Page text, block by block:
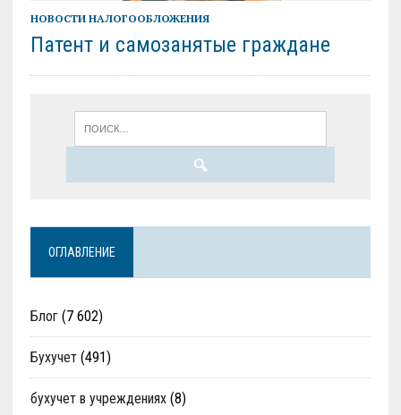
НОВОСТИ НАЛОГООБЛОЖЕНИЯ
Патент и самозанятые граждане
ОГЛАВЛЕНИЕ
Блог(7 602)
Бухучет(491)
бухучет в учреждениях(8)